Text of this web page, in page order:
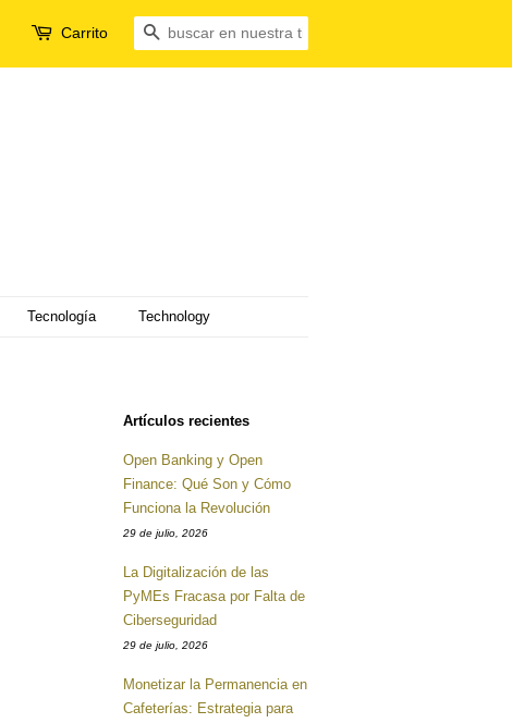
Carrito Buscar
Tecnología
Technology
Artículos recientes
Open Banking y Open
Finance: Qué Son y Cómo
Funciona la Revolución
29 de julio, 2026
La Digitalización de las
PyMEs Fracasa por Falta de
Ciberseguridad
29 de julio, 2026
Monetizar la Permanencia en
Cafeterías: Estrategia para